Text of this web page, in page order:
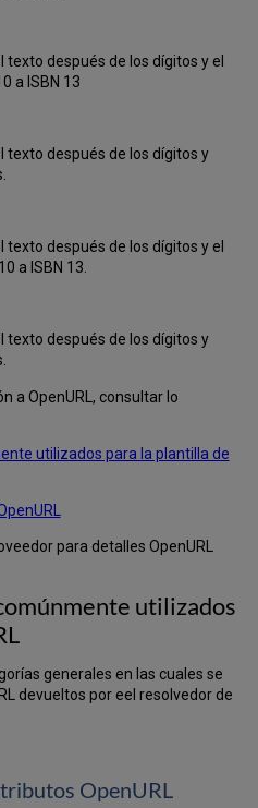
después de los dígitos y el
a ISBN 13
texto después de los dígitos y
después de los dígitos y el
a ISBN 13.
texto después de los dígitos y
a OpenURL, consultar lo
utilizados para la plantilla de
para detalles OpenURL
utilizados
generales en las cuales se
devueltos por eel resolvedor de
OpenURL